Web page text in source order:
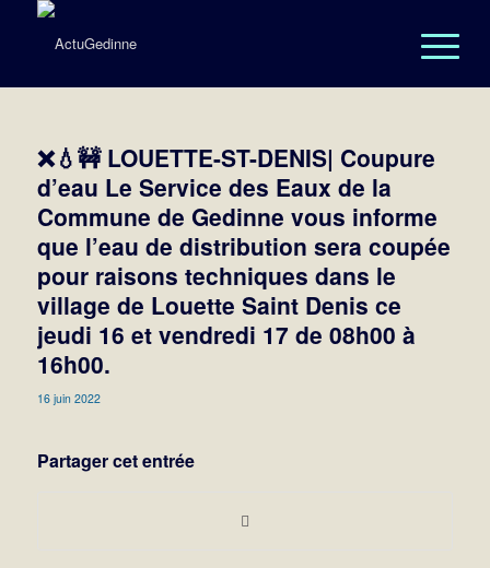
❌💧🚧 LOUETTE-ST-DENIS| Coupure
d’eau Le Service des Eaux de la
Commune de Gedinne vous informe
que l’eau de distribution sera coupée
pour raisons techniques dans le
village de Louette Saint Denis ce
jeudi 16 et vendredi 17 de 08h00 à
16h00.
16 juin 2022
Partager cet entrée